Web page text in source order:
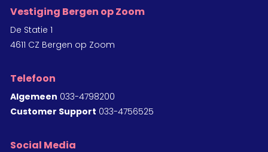
Vestiging Bergen op Zoom
De Statie 1
4611 CZ Bergen op Zoom
Telefoon
Algemeen 033-4798200
Customer Support 033-4756525
Social Media